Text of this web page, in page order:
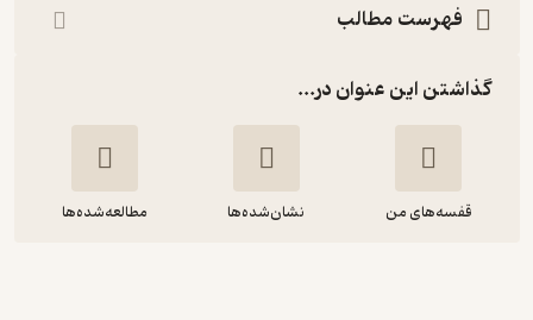
فهرست مطالب
گذاشتن این عنوان در...
قفسه‌های من نشان‌شده‌ها مطالعه‌شده‌ها